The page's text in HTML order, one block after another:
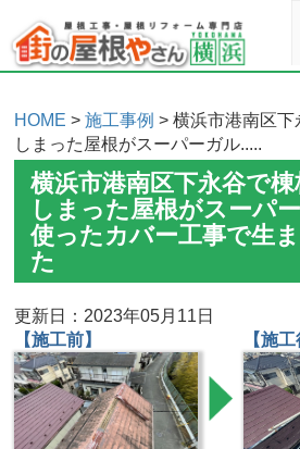
HOME >施工事例 > 横浜市港南区
しまった屋根がスーパーガル.....
横浜市港南区下永谷で
しまった屋根がスーパ
使ったカバー工事で生
た
更新日：2023年05月11日
【施工前】
【施工